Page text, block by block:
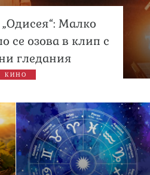
Малко
се озова в клип с
гледания
КИНО